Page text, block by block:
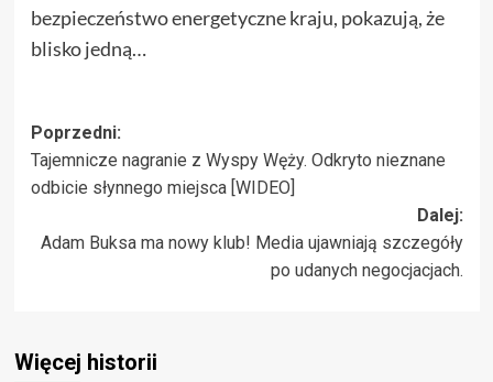
bezpieczeństwo energetyczne kraju, pokazują, że
blisko jedną…
Zobacz
wpisy
Poprzedni:
Tajemnicze nagranie z Wyspy Węży. Odkryto nieznane
odbicie słynnego miejsca [WIDEO]
Dalej:
Adam Buksa ma nowy klub! Media ujawniają szczegóły
po udanych negocjacjach.
Więcej historii